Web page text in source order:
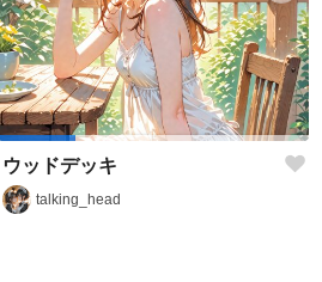
ウッドデッキ
talking_head